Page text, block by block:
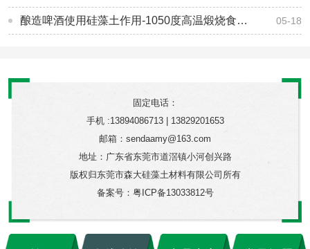
酿造啤酒使用硅藻土作用-1050度高温煅烧食品级硅藻土-[森大硅藻土] 05-18
固定电话：
手机 :13894086713 | 13829201653
邮箱：sendaamy@163.com
地址：广东省东莞市道滘镇小河创兴路
版权归东莞市森大硅藻土材料有限公司所有
备案号： 粤ICP备13033812号